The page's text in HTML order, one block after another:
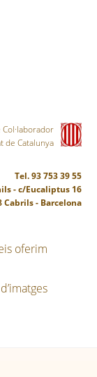
de Catalunya
Tel. 93 753 39 55
- c/Eucaliptus 16
Cabrils - Barcelona
oferim